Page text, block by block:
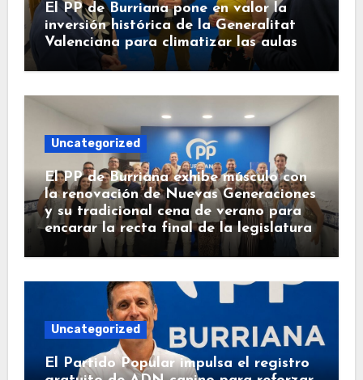
El PP de Burriana pone en valor la
inversión histórica de la Generalitat
Valenciana para climatizar las aulas
Uncategorized
El PP de Burriana exhibe músculo con
la renovación de Nuevas Generaciones
y su tradicional cena de verano para
encarar la recta final de la legislatura
Uncategorized
El Partido Popular impulsa el registro